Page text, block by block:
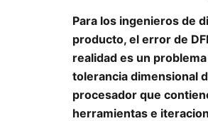
Para los ingenieros de
producto, el error de
realidad es un
tolerancia dimensional
procesador que
herramientas e